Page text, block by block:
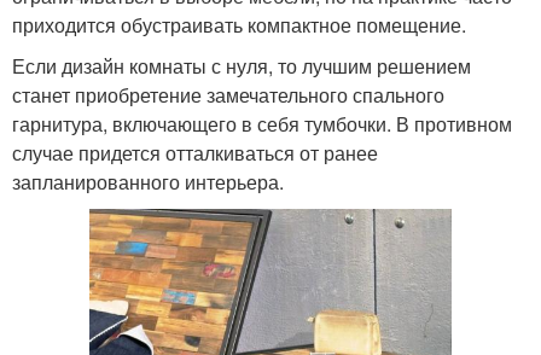
приходится обустраивать компактное помещение.
Если дизайн комнаты с нуля, то лучшим решением
станет приобретение замечательного спального
гарнитура, включающего в себя тумбочки. В противном
случае придется отталкиваться от ранее
запланированного интерьера.